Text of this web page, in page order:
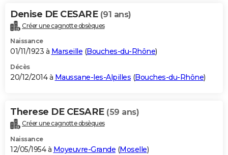
Denise DE CESARE (91 ans)
Créer une cagnotte obsèques
Naissance
01/11/1923 à Marseille (Bouches-du-Rhône)
Décès
20/12/2014 à Maussane-les-Alpilles (Bouches-du-Rhône)
Therese DE CESARE (59 ans)
Créer une cagnotte obsèques
Naissance
12/05/1954 à Moyeuvre-Grande (Moselle)